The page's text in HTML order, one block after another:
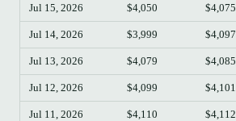
Jul 15, 2026 $4,050 $4,075
Jul 14, 2026 $3,999 $4,097
Jul 13, 2026 $4,079 $4,085
Jul 12, 2026 $4,099 $4,101
Jul 11, 2026 $4,110 $4,112